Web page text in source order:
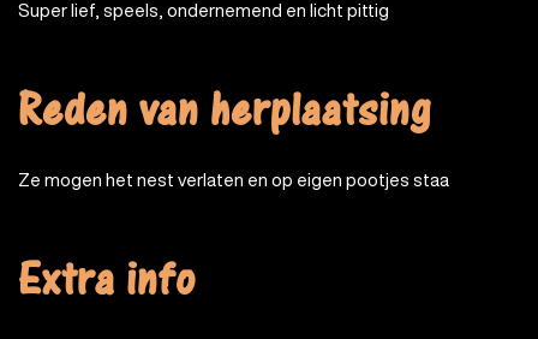
Super lief, speels, ondernemend en licht pittig
Reden van herplaatsing
Ze mogen het nest verlaten en op eigen pootjes staa
Extra info